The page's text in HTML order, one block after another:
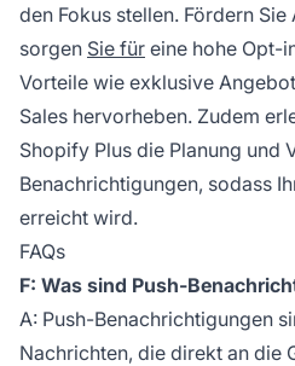
den Fokus stellen. Fördern
sorgen Sie für eine hohe Opt-
Vorteile wie exklusive
Sales hervorheben. Zudem
Shopify Plus die Planung und
Benachrichtigungen, sodass
erreicht wird.
FAQs
F: Was sind Push-
A: Push-Benachrichtigungen
Nachrichten, die direkt an die